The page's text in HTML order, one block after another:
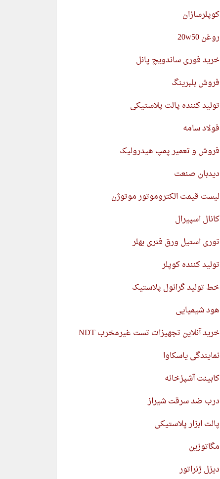
کوپلرسازان
روغن 20w50
خرید فوری ساندویچ پانل
فروش بلبرینگ
تولید کننده پالت پلاستیکی
فولاد سامه
فروش و تعمیر پمپ هیدرولیک
دیدبان صنعت
لیست قیمت الکتروموتور موتوژن
کانال اسپیرال
توری استیل ورق فنری بهلر
تولید کننده کوپلر
خط تولید گرانول پلاستیک
هود شیمیایی
خرید آنلاین تجهیزات تست غیرمخرب NDT
نمایندگی یاسکاوا
کابینت آشپزخانه
درب ضد سرقت شیراز
پالت ابزار پلاستیکی
مگاتوزین
دیزل ژنراتور